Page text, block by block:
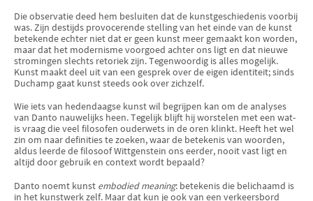
Die observatie deed hem besluiten dat de kunstgeschiedenis voorbij
was. Zijn destijds provocerende stelling van het einde van de kunst
betekende echter niet dat er geen kunst meer gemaakt kon worden,
maar dat het modernisme voorgoed achter ons ligt en dat nieuwe
stromingen slechts retoriek zijn. Tegenwoordig is alles mogelijk.
Kunst maakt deel uit van een gesprek over de eigen identiteit; sinds
Duchamp gaat kunst steeds ook over zichzelf.
Wie iets van hedendaagse kunst wil begrijpen kan om de analyses
van Danto nauwelijks heen. Tegelijk blijft hij worstelen met een wat-
is vraag die veel filosofen ouderwets in de oren klinkt. Heeft het wel
zin om naar definities te zoeken, waar de betekenis van woorden,
aldus leerde de filosoof Wittgenstein ons eerder, nooit vast ligt en
altijd door gebruik en context wordt bepaald?
Danto noemt kunst embodied meaning: betekenis die belichaamd is
in het kunstwerk zelf. Maar dat kun je ook van een verkeersbord